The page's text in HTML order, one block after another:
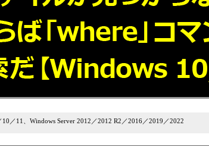
10／11、Windows Server 2012／2012 R2／2016／2019／2022